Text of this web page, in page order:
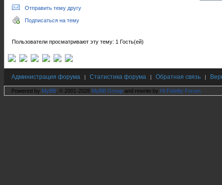
Отправить тему другу
Подписаться на тему
Пользователи просматривают эту тему: 1 Гость(ей)
Администрация форума | Статистика форума | Обратная связь |
Powered by MyBB , © 2001-2026 MyBB Group and rewrite by Hi Fidelity Forum